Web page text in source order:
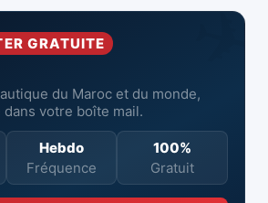
premier
Marocaines
GRATUITE
du Maroc et du monde,
dans votre boîte mail.
Hebdo
Fréquence
100%
Gratuit